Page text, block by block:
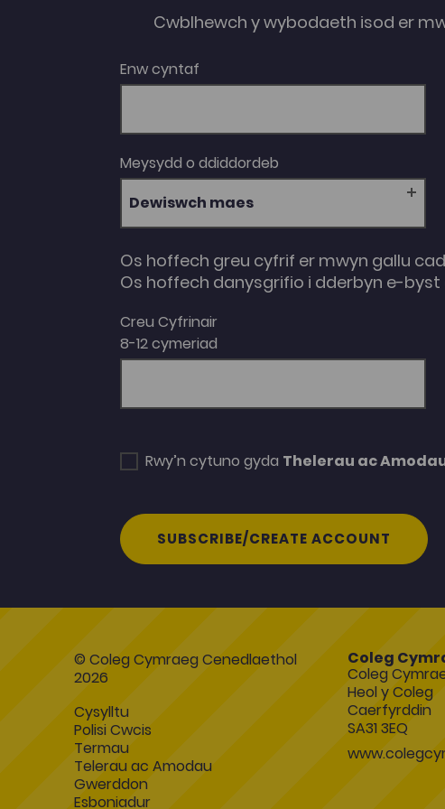
Cwblhewch y wybodaeth isod er
Enw cyntaf
Meysydd o ddiddordeb
Dewiswch maes
Os hoffech greu cyfrif er mwyn gallu
Os hoffech danysgrifio i dderbyn e-
Creu Cyfrinair
8-12 cymeriad
Rwy’n cytuno gyda Thelerau ac
SUBSCRIBE/CREATE ACCOUNT
© Coleg Cymraeg Cenedlaethol
2026
Cysylltu
Polisi Cwcis
Termau
Telerau ac Amodau
Gwerddon
Esboniadur
Coleg
Coleg
Heol y Coleg
Caerfyrddin
SA31 3EQ